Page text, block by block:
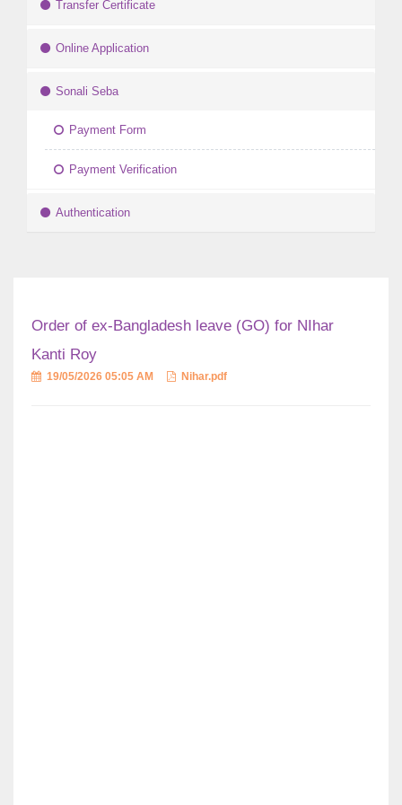
Transfer Certificate
Online Application
Sonali Seba
Payment Form
Payment Verification
Authentication
Order of ex-Bangladesh leave (GO) for NIhar
Kanti Roy
19/05/2026 05:05 AM Nihar.pdf